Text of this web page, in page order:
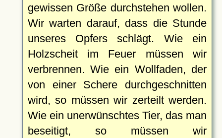
gewissen Größe durchstehen wollen.
Wir warten darauf, dass die Stunde
unseres Opfers schlägt. Wie ein
Holzscheit im Feuer müssen wir
verbrennen. Wie ein Wollfaden, der
von einer Schere durchgeschnitten
wird, so müssen wir zerteilt werden.
Wie ein unerwünschtes Tier, das man
beseitigt, so müssen wir